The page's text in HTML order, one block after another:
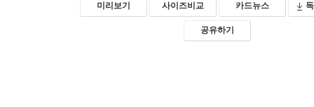
미리보기 사이즈비교 카드뉴스
공유하기